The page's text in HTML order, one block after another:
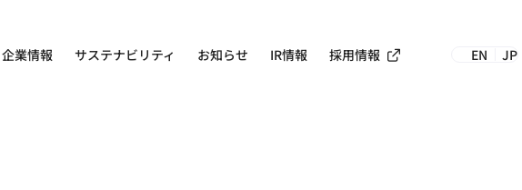
企業情報 サステナビリティ お知らせ IR情報 採用情報 EN JP